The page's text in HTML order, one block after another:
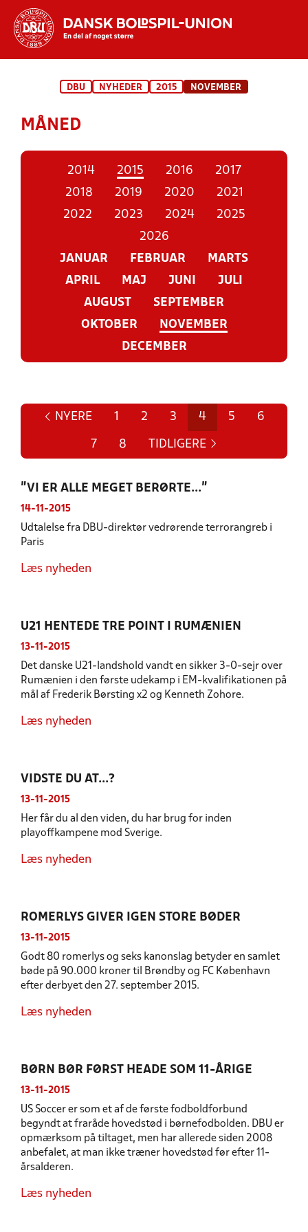
STILLINGER, RESULTATER, KLUBBER OG
DBU NYHEDER 2015 NOVEMBER
MÅNED
2014 2015 2016
2017
2018
2019 2020
2021
2022
2023 2024
2025
2026
JANUAR
FEBRUAR
MARTS
APRIL
MAJ JUNI
JULI
AUGUST
SEPTEMBER
OKTOBER
NOVEMBER
DECEMBER
NYERE 1 2 3 4 5 6
7 8 TIDLIGERE
"VI ER ALLE MEGET BERØRTE..."
14-11-2015
Udtalelse fra DBU-direktør vedrørende terrorangreb i
Paris
Læs nyheden
U21 HENTEDE TRE POINT I RUMÆNIEN
13-11-2015
Det danske U21-landshold vandt en sikker 3-0-sejr over
Rumænien i den første udekamp i EM-kvalifikationen på
mål af Frederik Børsting x2 og Kenneth Zohore.
Læs nyheden
VIDSTE DU AT...?
13-11-2015
Her får du al den viden, du har brug for inden
playoffkampene mod Sverige.
Læs nyheden
ROMERLYS GIVER IGEN STORE BØDER
13-11-2015
Godt 80 romerlys og seks kanonslag betyder en samlet
bøde på 90.000 kroner til Brøndby og FC København
efter derbyet den 27. september 2015.
Læs nyheden
BØRN BØR FØRST HEADE SOM 11-ÅRIGE
13-11-2015
US Soccer er som et af de første fodboldforbund
begyndt at fraråde hovedstød i børnefodbolden. DBU er
opmærksom på tiltaget, men har allerede siden 2008
anbefalet, at man ikke træner hovedstød før efter 11-
årsalderen.
Læs nyheden